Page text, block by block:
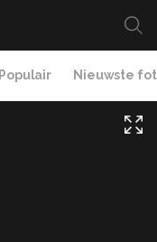
Populair Nieuwste